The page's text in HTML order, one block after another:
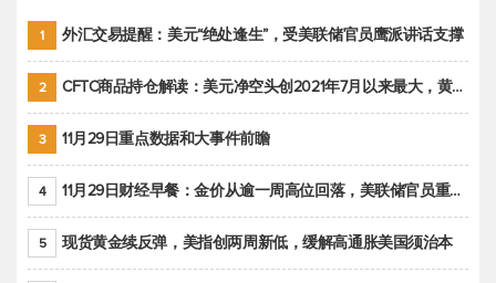
1 外汇交易提醒：美元“绝处逢生”，受美联储官员鹰派讲话支撑
2 CFTC商品持仓解读：美元净空头创2021年7月以来最大，黄金期货投机性净多头头寸减少
3 11月29日重点数据和大事件前瞻
4 11月29日财经早餐：金价从逾一周高位回落，美联储官员重申鹰派立场推动美元回升
5 现货黄金续反弹，美指创两周新低，缓解高通胀美国须治本